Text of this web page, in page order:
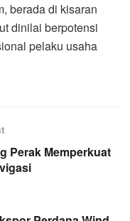
berada di kisaran
dinilai berpotensi
pelaku usaha
Perak Memperkuat